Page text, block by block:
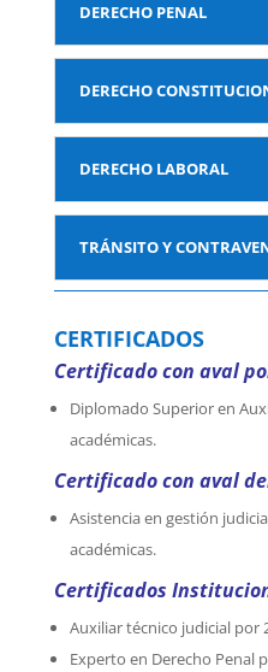
DERECHO PENAL
DERECHO
DERECHO LABORAL
TRÁNSITO Y
CERTIFICADOS
Certificado con aval
Diplomado Superior en
académicas.
Certificado con aval
Asistencia en gestión
académicas.
Certificados
Auxiliar técnico judicial por
Experto en Derecho Penal